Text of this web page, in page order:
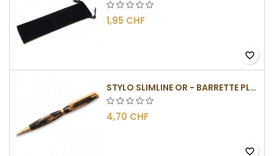
1,95 CHF
favorite_border
STYLO SLIMLINE OR - BARRETTE PLATE
4,70 CHF
favorite_border